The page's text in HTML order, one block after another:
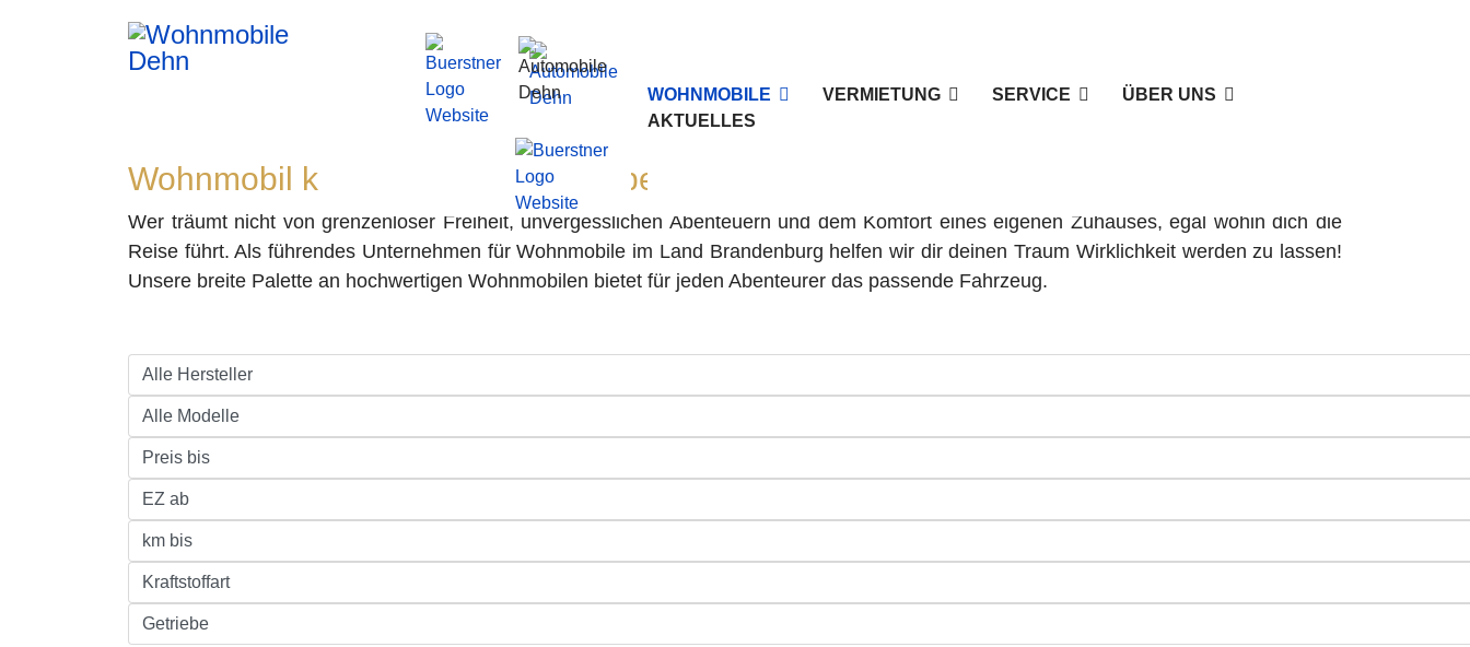
WOHNMOBILE VERMIETUNG SERVICE
ÜBER UNS
AKTUELLES
Wohnmobil kaufen bei deinem Experten für Wohnmobile im Land Brandenburg
Wer träumt nicht von grenzenloser Freiheit, unvergesslichen Abenteuern und dem Komfort eines eigenen Zuhauses, egal wohin dich die
Reise führt. Als führendes Unternehmen für Wohnmobile im Land Brandenburg helfen wir dir deinen Traum Wirklichkeit werden zu lassen!
Unsere breite Palette an hochwertigen Wohnmobilen bietet für jeden Abenteurer das passende Fahrzeug.